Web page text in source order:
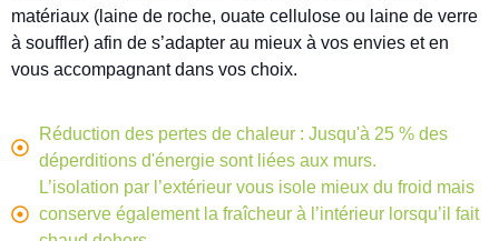
matériaux (laine de roche, ouate cellulose ou laine de verre
à souffler) afin de s’adapter au mieux à vos envies et en
vous accompagnant dans vos choix.
Réduction des pertes de chaleur : Jusqu'à 25 % des
déperditions d'énergie sont liées aux murs.
L’isolation par l’extérieur vous isole mieux du froid mais
conserve également la fraîcheur à l’intérieur lorsqu’il fait